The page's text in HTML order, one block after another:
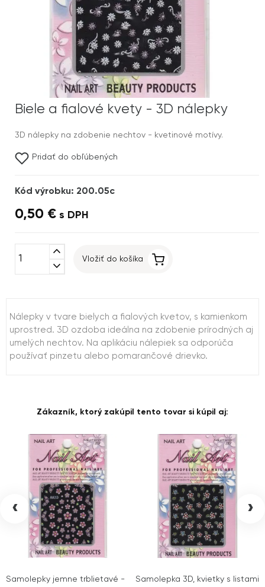
Biele a fialové kvety - 3D nálepky
3D nálepky na zdobenie nechtov - kvetinové motívy.
Pridať do obľúbených
Kód výrobku: 200.05c
0,50 € s DPH
expand_less
expand_more
Vložiť do košíka
Nálepky v tvare bielych a fialových kvetov, s kamienkom
uprostred. 3D ozdoba ideálna na zdobenie prírodných aj
umelých nechtov. Na aplikáciu nálepiek sa odporúča
používať pinzetu alebo pomarančové drievko.
Zákazník, ktorý zakúpil tento tovar si kúpil aj:
Samolepky jemne trblietavé -
Samolepka 3D, kvietky s listami
‹ ›